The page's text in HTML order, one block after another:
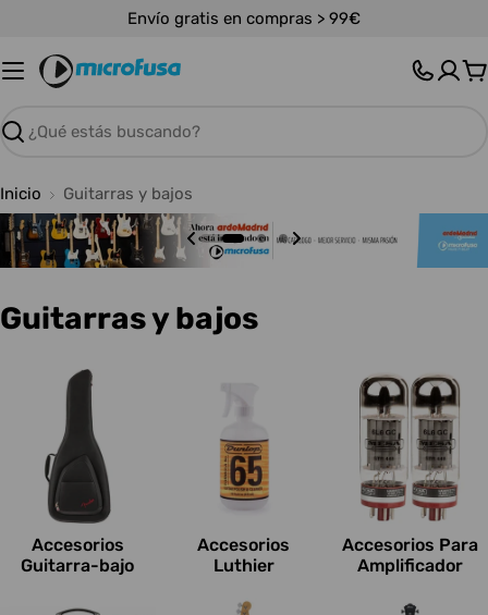
contenido
Envío gratis en compras > 99€
Buscar
Inicio Guitarras y bajos
C
Guitarras y bajos
Accesorios
Guitarra-bajo
Accesorios
Luthier
Accesorios Para
Amplificador